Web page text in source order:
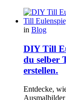
in Blog
DIY Till
du selber
erstellen.
Entdecke,